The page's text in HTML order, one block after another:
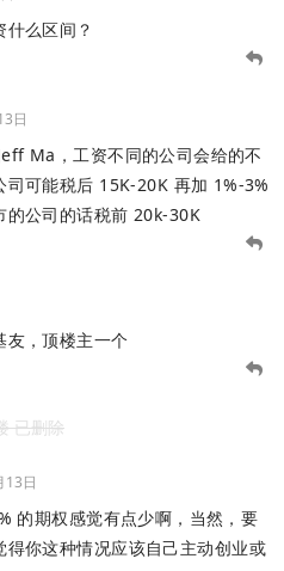
么区间？
日
Ma，工资不同的公司会给的不
司可能税后 15K-20K 再加 1%-3%
的公司的话税前 20k-30K
友，顶楼主一个
已删除
13日
的期权感觉有点少啊，当然，要
你这种情况应该自己主动创业或